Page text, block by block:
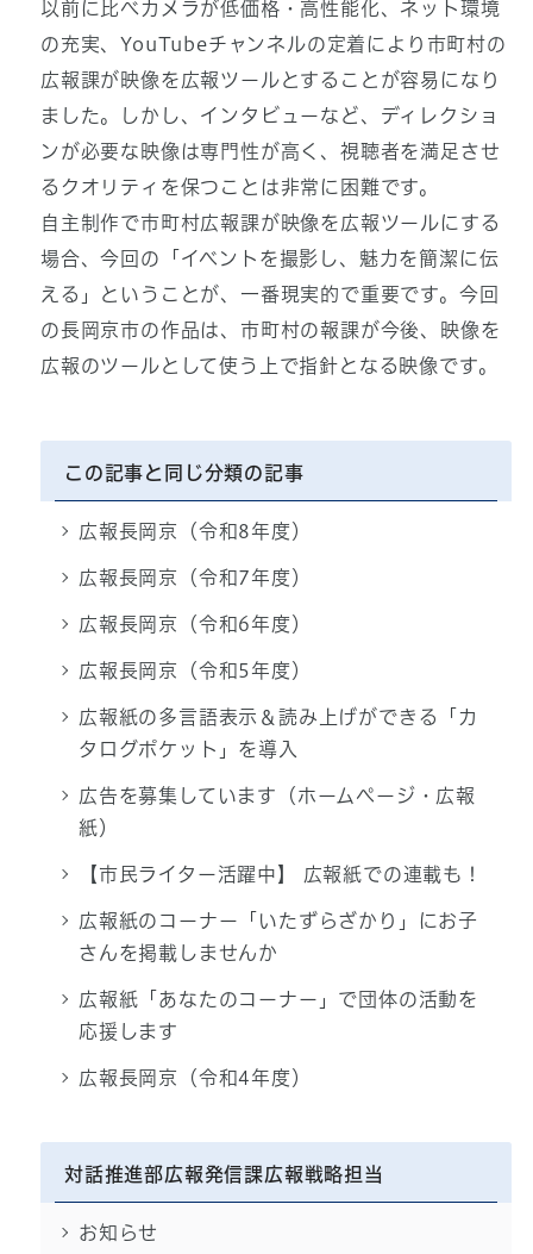
以前に比べカメラが低価格・高性能化、ネット環境
の充実、YouTubeチャンネルの定着により市町村の
広報課が映像を広報ツールとすることが容易になり
ました。しかし、インタビューなど、ディレクショ
ンが必要な映像は専門性が高く、視聴者を満足させ
るクオリティを保つことは非常に困難です。
自主制作で市町村広報課が映像を広報ツールにする
場合、今回の「イベントを撮影し、魅力を簡潔に伝
える」ということが、一番現実的で重要です。今回
の長岡京市の作品は、市町村の報課が今後、映像を
広報のツールとして使う上で指針となる映像です。
この記事と同じ分類の記事
広報長岡京（令和8年度）
広報長岡京（令和7年度）
広報長岡京（令和6年度）
広報長岡京（令和5年度）
広報紙の多言語表示＆読み上げができる「カ
タログポケット」を導入
広告を募集しています（ホームページ・広報
紙）
【市民ライター活躍中】 広報紙での連載も！
広報紙のコーナー「いたずらざかり」にお子
さんを掲載しませんか
広報紙「あなたのコーナー」で団体の活動を
応援します
広報長岡京（令和4年度）
対話推進部広報発信課広報戦略担当
お知らせ